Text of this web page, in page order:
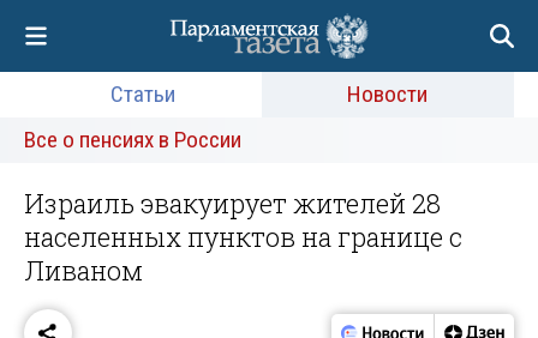
Статьи
Новости
Все о пенсиях в России
Израиль эвакуирует жителей 28
населенных пунктов на границе с
Ливаном